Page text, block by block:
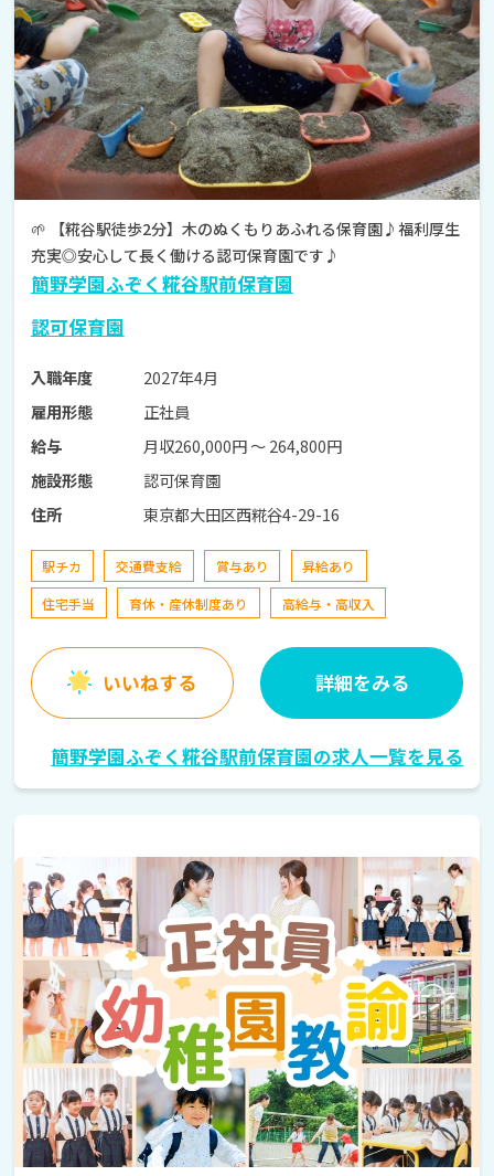
🌱 【糀谷駅徒歩2分】木のぬくもりあふれる保育園♪福利厚生
充実◎安心して長く働ける認可保育園です♪
簡野学園ふぞく糀谷駅前保育園
認可保育園
入職年度
2027年4月
雇用形態
正社員
給与
月収260,000円 〜 264,800円
施設形態
認可保育園
住所
東京都大田区西糀谷4-29-16
駅チカ 交通費支給 賞与あり
昇給あり
住宅手当
育休・産休制度あり 高給与・高収入
いいねする 詳細をみる
簡野学園ふぞく糀谷駅前保育園の求人一覧を見る